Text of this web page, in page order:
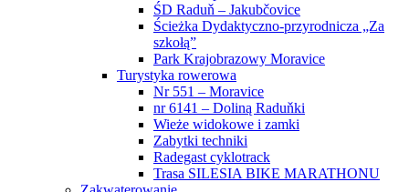
ŚD Raduň – Jakubčovice
Ścieżka Dydaktyczno-przyrodnicza „Za
szkołą”
Park Krajobrazowy Moravice
Turystyka rowerowa
Nr 551 – Moravice
nr 6141 – Doliną Raduňki
Wieże widokowe i zamki
Zabytki techniki
Radegast cyklotrack
Trasa SILESIA BIKE MARATHONU